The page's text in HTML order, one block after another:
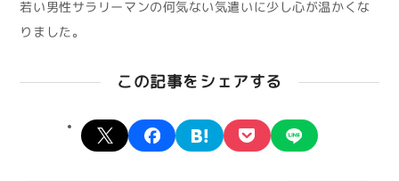
若い男性サラリーマンの何気ない気遣いに少し心が温かくな
りました。
この記事をシェアする
X facebookhatena pocket